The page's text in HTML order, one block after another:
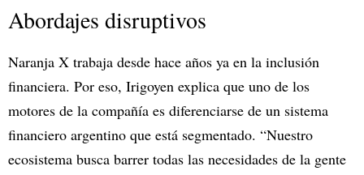
Abordajes disruptivos
Naranja X trabaja desde hace años ya en la inclusión
financiera. Por eso, Irigoyen explica que uno de los
motores de la compañía es diferenciarse de un sistema
financiero argentino que está segmentado. “Nuestro
ecosistema busca barrer todas las necesidades de la gente